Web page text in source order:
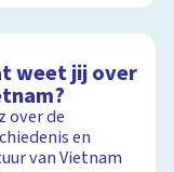
weet jij over
over de
en
van Vietnam